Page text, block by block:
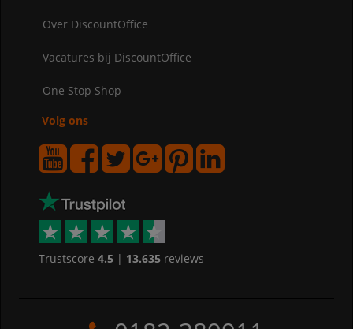
Over DiscountOffice
Vacatures bij DiscountOffice
One Stop Shop
Volg ons
Trustscore 4.5| 13.635reviews